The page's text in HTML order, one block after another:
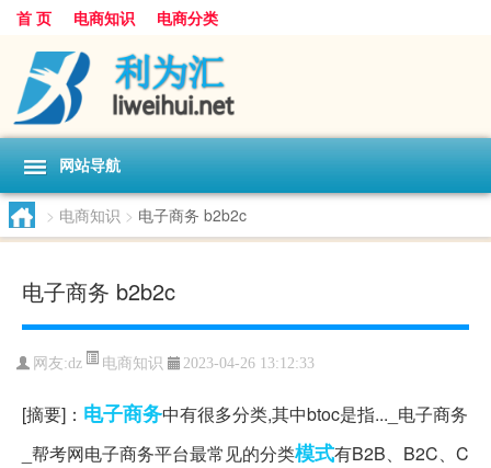
首 页 电商知识 电商分类
网站导航
> 电商知识 > 电子商务 b2b2c
电子商务 b2b2c
网友:dz 电商知识 2023-04-26 13:12:33
[摘要]： 电子商务中有很多分类,其中btoc是指..._电子商务
_帮考网电子商务平台最常见的分类模式有B2B、B2C、C